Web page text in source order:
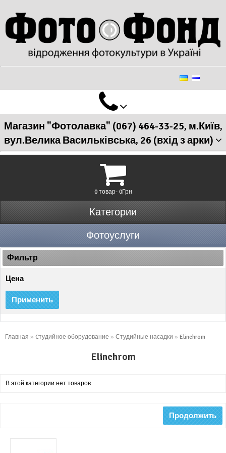
Магазин "Фотолавка" (067) 464-33-25, м.Київ,
вул.Велика Васильківська, 26 (вхід з арки)
0 товар- 0Грн
Категории
Фотоуслуги
Фильтр
Цена
Применить
Главная » Cтудийное оборудование » Студийные насадки » Elinchrom
Elinchrom
В этой категории нет товаров.
Продолжить